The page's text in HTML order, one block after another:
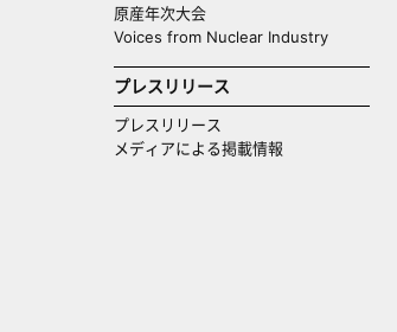
原産年次大会
Voices from Nuclear Industry
プレスリリース
プレスリリース
メディアによる掲載情報